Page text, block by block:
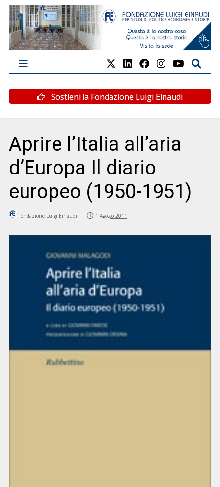
Sostieni la Fondazione Luigi Einaudi
Aprire l’Italia all’aria
d’Europa Il diario
europeo (1950-1951)
Fondazione Luigi Einaudi 1 Agosto 2011